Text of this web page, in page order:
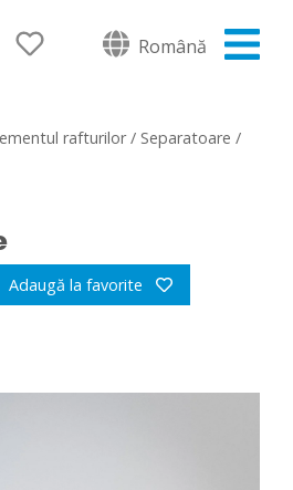
Română
rafturilor/ Separatoare /
Adaugă la favorite